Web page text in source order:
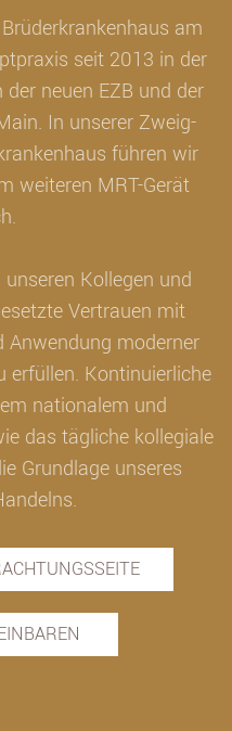
am
seit 2013 in der
neuen EZB und der
In unserer Zweig-
führen wir
weiteren MRT-Gerät
Kollegen und
Vertrauen mit
moderner
erfüllen. Kontinuierliche
nationalem und
das tägliche kollegiale
Grundlage unseres